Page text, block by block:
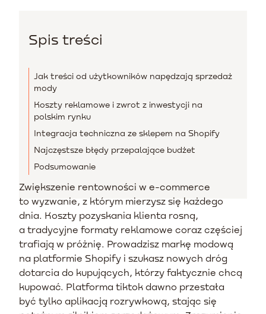
Spis treści
Jak treści od użytkowników napędzają sprzedaż
mody
Koszty reklamowe i zwrot z inwestycji na
polskim rynku
Integracja techniczna ze sklepem na Shopify
Najczęstsze błędy przepalające budżet
Podsumowanie
Zwiększenie rentowności w e-commerce
to wyzwanie, z którym mierzysz się każdego
dnia. Koszty pozyskania klienta rosną,
a tradycyjne formaty reklamowe coraz częściej
trafiają w próżnię. Prowadzisz markę modową
na platformie Shopify i szukasz nowych dróg
dotarcia do kupujących, którzy faktycznie chcą
kupować. Platforma tiktok dawno przestała
być tylko aplikacją rozrywkową, stając się